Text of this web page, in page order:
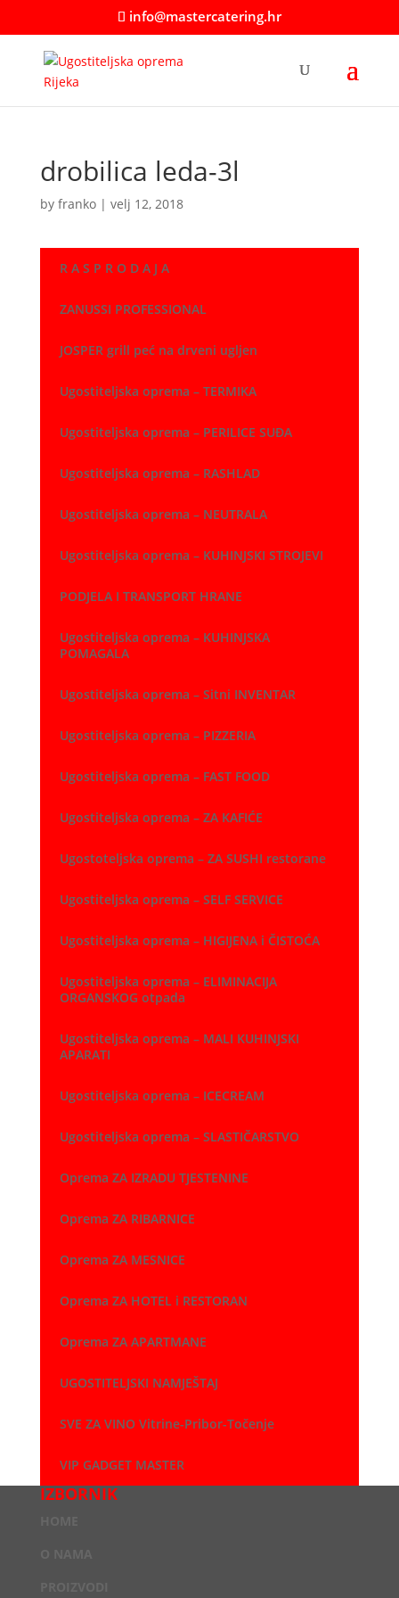
info@mastercatering.hr
drobilica leda-3l
by franko| velj 12, 2018
R A S P R O D A J A
ZANUSSI PROFESSIONAL
JOSPER grill peć na drveni ugljen
Ugostiteljska oprema – TERMIKA
Ugostiteljska oprema – PERILICE SUĐA
Ugostiteljska oprema – RASHLAD
Ugostiteljska oprema – NEUTRALA
Ugostiteljska oprema – KUHINJSKI STROJEVI
PODJELA I TRANSPORT HRANE
Ugostiteljska oprema – KUHINJSKA
POMAGALA
Ugostiteljska oprema – Sitni INVENTAR
Ugostiteljska oprema – PIZZERIA
Ugostiteljska oprema – FAST FOOD
Ugostiteljska oprema – ZA KAFIĆE
Ugostoteljska oprema – ZA SUSHI restorane
Ugostiteljska oprema – SELF SERVICE
Ugostiteljska oprema – HIGIJENA i ČISTOĆA
Ugostiteljska oprema – ELIMINACIJA
ORGANSKOG otpada
Ugostiteljska oprema – MALI KUHINJSKI
APARATI
Ugostiteljska oprema – ICECREAM
Ugostiteljska oprema – SLASTIČARSTVO
Oprema ZA IZRADU TJESTENINE
Oprema ZA RIBARNICE
Oprema ZA MESNICE
Oprema ZA HOTEL i RESTORAN
Oprema ZA APARTMANE
UGOSTITELJSKI NAMJEŠTAJ
SVE ZA VINO Vitrine-Pribor-Točenje
VIP GADGET MASTER
IZBORNIK